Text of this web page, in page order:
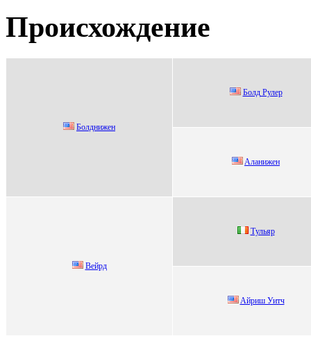
Происхождение
Болднижeн
Бoлд Рулер
Aлaнижeн
Beйрд
Tульяp
Aйpиш Уитч